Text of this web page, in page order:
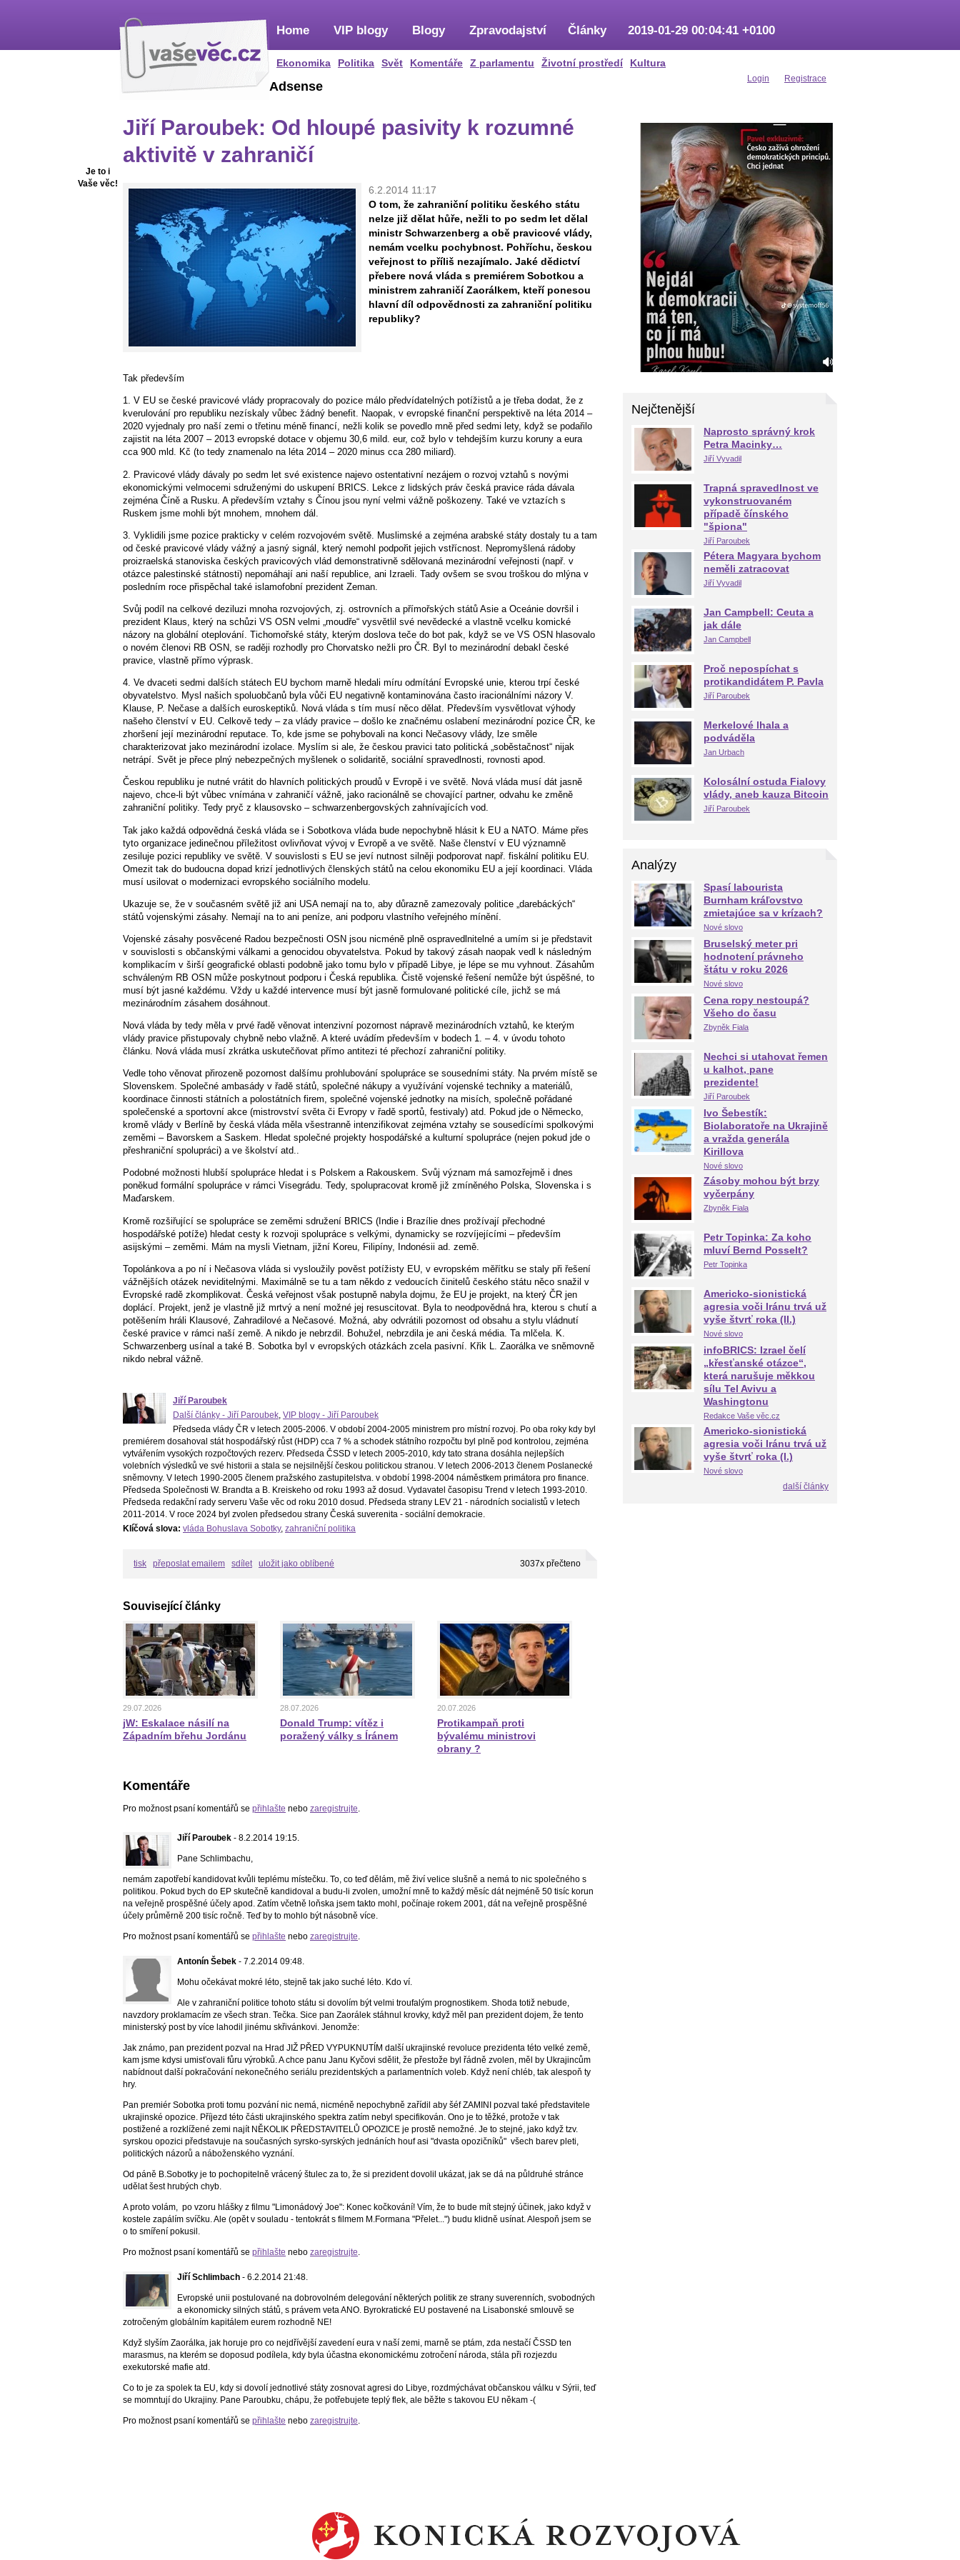
Home
Ekonomika Politika Svět Komentáře Z parlamentu Životní prostředí Kultura
VIP blogy Blogy Zpravodajství Články 2019-01-29 00:04:41 +0100
Login Registrace
Je to i
Vaše věc!
Adsense
Jiří Paroubek: Od hloupé pasivity k rozumné
aktivitě v zahraničí
6.2.2014 11:17
O tom, že zahraniční politiku českého státu
nelze již dělat hůře, nežli to po sedm let dělal
ministr Schwarzenberg a obě pravicové vlády,
nemám vcelku pochybnost. Pohříchu, českou
veřejnost to příliš nezajímalo. Jaké dědictví
přebere nová vláda s premiérem Sobotkou a
ministrem zahraničí Zaorálkem, kteří ponesou
hlavní díl odpovědnosti za zahraniční politiku
republiky?
Tak především
1. V EU se české pravicové vlády propracovaly do pozice málo předvídatelných potížistů a je třeba dodat, že z
kverulování pro republiku nezískaly vůbec žádný benefit. Naopak, v evropské finanční perspektivě na léta 2014 –
2020 vyjednaly pro naší zemi o třetinu méně financí, nežli kolik se povedlo mně před sedmi lety, když se podařilo
zajistit na léta 2007 – 2013 evropské dotace v objemu 30,6 mild. eur, což bylo v tehdejším kurzu koruny a eura
cca 900 mld. Kč (to tedy znamenalo na léta 2014 – 2020 minus cca 280 miliard).
2. Pravicové vlády dávaly po sedm let své existence najevo ostentativní nezájem o rozvoj vztahů s novými
ekonomickými velmocemi sdruženými do uskupení BRICS. Lekce z lidských práv česká pravice ráda dávala
zejména Číně a Rusku. A především vztahy s Čínou jsou nyní velmi vážně poškozeny. Také ve vztazích s
Ruskem jsme mohli být mnohem, mnohem dál.
3. Vyklidili jsme pozice prakticky v celém rozvojovém světě. Muslimské a zejména arabské státy dostaly tu a tam
od české pravicové vlády vážný a jasný signál, který nemohl podpořit jejich vstřícnost. Nepromyšlená rádoby
proizraelská stanoviska českých pravicových vlád demonstrativně sdělovaná mezinárodní veřejnosti (např. v
otázce palestinské státnosti) nepomáhají ani naší republice, ani Izraeli. Tady ovšem se svou troškou do mlýna v
posledním roce přispěchal také islamofobní prezident Zeman.
Svůj podíl na celkové deziluzi mnoha rozvojových, zj. ostrovních a přímořských států Asie a Oceánie dovršil i
prezident Klaus, který na schůzi VS OSN velmi „moudře“ vysvětlil své nevědecké a vlastně vcelku komické
názory na globální oteplování. Tichomořské státy, kterým doslova teče do bot pak, když se ve VS OSN hlasovalo
o novém členovi RB OSN, se raději rozhodly pro Chorvatsko nežli pro ČR. Byl to mezinárodní debakl české
pravice, vlastně přímo výprask.
4. Ve dvaceti sedmi dalších státech EU bychom marně hledali míru odmítání Evropské unie, kterou trpí české
obyvatelstvo. Mysl našich spoluobčanů byla vůči EU negativně kontaminována často iracionálními názory V.
Klause, P. Nečase a dalších euroskeptiků. Nová vláda s tím musí něco dělat. Především vysvětlovat výhody
našeho členství v EU. Celkově tedy – za vlády pravice – došlo ke značnému oslabení mezinárodní pozice ČR, ke
zhoršení její mezinárodní reputace. To, kde jsme se pohybovali na konci Nečasovy vlády, lze směle
charakterizovat jako mezinárodní izolace. Myslím si ale, že českou pravici tato politická „soběstačnost“ nijak
netrápí. Svět je přece plný nebezpečných myšlenek o solidaritě, sociální spravedlnosti, rovnosti apod.
Českou republiku je nutné vrátit do hlavních politických proudů v Evropě i ve světě. Nová vláda musí dát jasně
najevo, chce-li být vůbec vnímána v zahraničí vážně, jako racionálně se chovající partner, odvahu ke změně
zahraniční politiky. Tedy pryč z klausovsko – schwarzenbergovských zahnívajících vod.
Tak jako každá odpovědná česká vláda se i Sobotkova vláda bude nepochybně hlásit k EU a NATO. Máme přes
tyto organizace jedinečnou příležitost ovlivňovat vývoj v Evropě a ve světě. Naše členství v EU významně
zesiluje pozici republiky ve světě. V souvislosti s EU se jeví nutnost silněji podporovat např. fiskální politiku EU.
Omezit tak do budoucna dopad krizí jednotlivých členských států na celou ekonomiku EU a její koordinaci. Vláda
musí usilovat o modernizaci evropského sociálního modelu.
Ukazuje se, že v současném světě již ani USA nemají na to, aby důrazně zamezovaly politice „darebáckých“
států vojenskými zásahy. Nemají na to ani peníze, ani podporu vlastního veřejného mínění.
Vojenské zásahy posvěcené Radou bezpečnosti OSN jsou nicméně plně ospravedlnitelné a umím si je představit
v souvislosti s občanskými válkami a genocidou obyvatelstva. Pokud by takový zásah naopak vedl k následným
komplikacím v širší geografické oblasti podobně jako tomu bylo v případě Libye, je lépe se mu vyhnout. Zásahům
schváleným RB OSN může poskytnout podporu i Česká republika. Čistě vojenské řešení nemůže být úspěšné, to
musí být jasné každému. Vždy u každé intervence musí být jasně formulované politické cíle, jichž se má
mezinárodním zásahem dosáhnout.
Nová vláda by tedy měla v prvé řadě věnovat intenzivní pozornost nápravě mezinárodních vztahů, ke kterým
vlády pravice přistupovaly chybně nebo vlažně. A které uvádím především v bodech 1. – 4. v úvodu tohoto
článku. Nová vláda musí zkrátka uskutečňovat přímo antitezi té přechozí zahraniční politiky.
Vedle toho věnovat přirozeně pozornost dalšímu prohlubování spolupráce se sousedními státy. Na prvém místě se
Slovenskem. Společné ambasády v řadě států, společné nákupy a využívání vojenské techniky a materiálů,
koordinace činnosti státních a polostátních firem, společné vojenské jednotky na misích, společně pořádané
společenské a sportovní akce (mistrovství světa či Evropy v řadě sportů, festivaly) atd. Pokud jde o Německo,
kromě vlády v Berlíně by česká vláda měla všestranně intenzifikovat zejména vztahy se sousedícími spolkovými
zeměmi – Bavorskem a Saskem. Hledat společné projekty hospodářské a kulturní spolupráce (nejen pokud jde o
přeshraniční spolupráci) a ve školství atd..
Podobné možnosti hlubší spolupráce hledat i s Polskem a Rakouskem. Svůj význam má samozřejmě i dnes
poněkud formální spolupráce v rámci Visegrádu. Tedy, spolupracovat kromě již zmíněného Polska, Slovenska i s
Maďarskem.
Kromě rozšiřující se spolupráce se zeměmi sdružení BRICS (Indie i Brazílie dnes prožívají přechodné
hospodářské potíže) hledat cesty k rozvoji spolupráce s velkými, dynamicky se rozvíjejícími – především
asijskými – zeměmi. Mám na mysli Vietnam, jižní Koreu, Filipíny, Indonésii ad. země.
Topolánkova a po ní i Nečasova vláda si vysloužily pověst potížisty EU, v evropském měřítku se staly při řešení
vážnějších otázek neviditelnými. Maximálně se tu a tam někdo z vedoucích činitelů českého státu něco snažil v
Evropské radě zkomplikovat. Česká veřejnost však postupně nabyla dojmu, že EU je projekt, na který ČR jen
doplácí. Projekt, jenž je vlastně již mrtvý a není možné jej resuscitovat. Byla to neodpovědná hra, kterou s chutí a
potěšením hráli Klausové, Zahradilové a Nečasové. Možná, aby odvrátili pozornost od obsahu a stylu vládnutí
české pravice v rámci naší země. A nikdo je nebrzdil. Bohužel, nebrzdila je ani česká média. Ta mlčela. K.
Schwarzenberg usínal a také B. Sobotka byl v evropských otázkách zcela pasivní. Křik L. Zaorálka ve sněmovně
nikdo nebral vážně.
Jiří Paroubek
Další články - Jiří Paroubek, VIP blogy - Jiří Paroubek
Předseda vlády ČR v letech 2005-2006. V období 2004-2005 ministrem pro místní rozvoj. Po oba roky kdy byl
premiérem dosahoval stát hospodářský růst (HDP) cca 7 % a schodek státního rozpočtu byl plně pod kontrolou, zejména
vytvářením vysokých rozpočtových rezerv. Předseda ČSSD v letech 2005-2010, kdy tato strana dosáhla nejlepších
volebních výsledků ve své historii a stala se nejsilnější českou politickou stranou. V letech 2006-2013 členem Poslanecké
sněmovny. V letech 1990-2005 členem pražského zastupitelstva. v období 1998-2004 náměstkem primátora pro finance.
Předseda Společnosti W. Brandta a B. Kreiskeho od roku 1993 až dosud. Vydavatel časopisu Trend v letech 1993-2010.
Předseda redakční rady serveru Vaše věc od roku 2010 dosud. Předseda strany LEV 21 - národních socialistů v letech
2011-2014. V roce 2024 byl zvolen předsedou strany Česká suverenita - sociální demokracie.
Klíčová slova: vláda Bohuslava Sobotky, zahraniční politika
tisk přeposlat emailem sdílet uložit jako oblíbené 3037x přečteno
Související články
29.07.2026
jW: Eskalace násilí na
Západním břehu Jordánu
28.07.2026
Donald Trump: vítěz i
poražený války s Íránem
20.07.2026
Protikampaň proti
bývalému ministrovi
obrany ?
Komentáře
Pro možnost psaní komentářů se přihlašte nebo zaregistrujte.
Jiří Paroubek - 8.2.2014 19:15.
Pane Schlimbachu,
nemám zapotřebí kandidovat kvůli teplému místečku. To, co teď dělám, mě živí velice slušně a nemá to nic společného s
politikou. Pokud bych do EP skutečně kandidoval a budu-li zvolen, umožní mně to každý měsíc dát nejméně 50 tisíc korun
na veřejně prospěšné účely apod. Zatím včetně loňska jsem takto mohl, počínaje rokem 2001, dát na veřejně prospěšné
účely průměrně 200 tisíc ročně. Teď by to mohlo být násobně více.
Pro možnost psaní komentářů se přihlašte nebo zaregistrujte.
Antonín Šebek - 7.2.2014 09:48.
Mohu očekávat mokré léto, stejně tak jako suché léto. Kdo ví.
Ale v zahraniční politice tohoto státu si dovolím být velmi troufalým prognostikem. Shoda totiž nebude,
navzdory proklamacím ze všech stran. Tečka. Sice pan Zaorálek stáhnul krovky, když měl pan prezident dojem, že tento
ministerský post by více lahodil jinému skřivánkovi. Jenomže:
Jak známo, pan prezident pozval na Hrad JIŽ PŘED VYPUKNUTÍM další ukrajinské revoluce prezidenta této velké země,
kam jsme kdysi umisťovali fůru výrobků. A chce panu Janu Kyčovi sdělit, že přestože byl řádně zvolen, měl by Ukrajincům
nabídnout další pokračování nekonečného seriálu prezidentských a parlamentních voleb. Když není chléb, tak alespoň ty
hry.
Pan premiér Sobotka proti tomu pozvání nic nemá, nicméně nepochybně zařídil aby šéf ZAMINI pozval také představitele
ukrajinské opozice. Příjezd této části ukrajinského spektra zatím nebyl specifikován. Ono je to těžké, protože v tak
postižené a rozklížené zemi najít NĚKOLIK PŘEDSTAVITELŮ OPOZICE je prostě nemožné. Je to stejné, jako když tzv.
syrskou opozici představuje na současných syrsko-syrských jednáních houf asi "dvasta opozičníků" všech barev pleti,
politických názorů a náboženského vyznání.
Od páně B.Sobotky je to pochopitelně vrácený štulec za to, že si prezident dovolil ukázat, jak se dá na půldruhé stránce
udělat šest hrubých chyb.
A proto volám, po vzoru hlášky z filmu "Limonádový Joe": Konec kočkování! Vím, že to bude mít stejný účinek, jako když v
kostele zapálím svíčku. Ale (opět v souladu - tentokrát s filmem M.Formana "Přelet...") budu klidně usínat. Alespoň jsem se
o to smíření pokusil.
Pro možnost psaní komentářů se přihlašte nebo zaregistrujte.
Jiří Schlimbach - 6.2.2014 21:48.
Evropské unii postulované na dobrovolném delegování některých politik ze strany suverenních, svobodných
a ekonomicky silných států, s právem veta ANO. Byrokratické EU postavené na Lisabonské smlouvě se
zotročeným globálním kapitálem eurem rozhodně NE!
Když slyším Zaorálka, jak horuje pro co nejdřívější zavedení eura v naší zemi, marně se ptám, zda nestačí ČSSD ten
marasmus, na kterém se doposud podílela, kdy byla účastna ekonomickému zotročení národa, stála při rozjezdu
exekutorské mafie atd.
Co to je za spolek ta EU, kdy si dovolí jednotlivé státy zosnovat agresi do Libye, rozdmýchávat občanskou válku v Sýrii, teď
se momntují do Ukrajiny. Pane Paroubku, chápu, že potřebujete teplý flek, ale běžte s takovou EU někam -(
Pro možnost psaní komentářů se přihlašte nebo zaregistrujte.
Nejčtenější
Naprosto správný krok
Petra Macinky…
Jiří Vyvadil
Trapná spravedlnost ve
vykonstruovaném
případě čínského
"špiona"
Jiří Paroubek
Pétera Magyara bychom
neměli zatracovat
Jiří Vyvadil
Jan Campbell: Ceuta a
jak dále
Jan Campbell
Proč nepospíchat s
protikandidátem P. Pavla
Jiří Paroubek
Merkelové lhala a
podváděla
Jan Urbach
Kolosální ostuda Fialovy
vlády, aneb kauza Bitcoin
Jiří Paroubek
Analýzy
Spasí labourista
Burnham kráľovstvo
zmietajúce sa v krízach?
Nové slovo
Bruselský meter pri
hodnotení právneho
štátu v roku 2026
Nové slovo
Cena ropy nestoupá?
Všeho do času
Zbyněk Fiala
Nechci si utahovat řemen
u kalhot, pane
prezidente!
Jiří Paroubek
Ivo Šebestík:
Biolaboratoře na Ukrajině
a vražda generála
Kirillova
Nové slovo
Zásoby mohou být brzy
vyčerpány
Zbyněk Fiala
Petr Topinka: Za koho
mluví Bernd Posselt?
Petr Topinka
Americko-sionistická
agresia voči Iránu trvá už
vyše štvrť roka (II.)
Nové slovo
infoBRICS: Izrael čelí
„křesťanské otázce“,
která narušuje měkkou
sílu Tel Avivu a
Washingtonu
Redakce Vaše věc.cz
Americko-sionistická
agresia voči Iránu trvá už
vyše štvrť roka (I.)
Nové slovo
další články